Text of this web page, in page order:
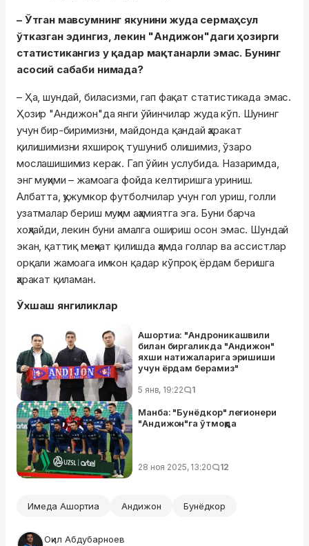
– Ўтган мавсумнинг якунини жуда сермаҳсул
ўтказган эдингиз, лекин "Андижон"даги ҳозирги
статистикангиз у қадар мақтанарли эмас. Бунинг
асосий сабаби нимада?
– Ҳа, шундай, биласизми, гап фақат статистикада эмас.
Ҳозир "Андижон"да янги ўйинчилар жуда кўп. Шунинг
учун бир-биримизни, майдонда қандай ҳаракат
қилишимизни яхшироқ тушуниб олишимиз, ўзаро
мослашишимиз керак. Гап ўйин услубида. Назаримда,
энг муҳими – жамоага фойда келтиришга уриниш.
Албатта, ҳужумкор футболчилар учун гол уриш, голли
узатмалар бериш муҳим аҳамиятга эга. Буни барча
хоҳлайди, лекин буни амалга ошириш осон эмас. Шундай
экан, қаттиқ меҳнат қилишда ҳамда голлар ва ассистлар
орқали жамоага имкон қадар кўпроқ ёрдам беришга
ҳаракат қиламан.
Ўхшаш янгиликлар
Ашортиа: "Андроникашвили
билан биргаликда "Андижон"
яхши натижаларига эришиши
учун ёрдам берамиз"
5 янв, 19:22 1
Манба: "Бунёдкор" легионери
"Андижон"га ўтмоқда
28 ноя 2025, 13:20 12
Имеда Ашортиа Андижон Бунёдкор
Оқил Абдубарноев